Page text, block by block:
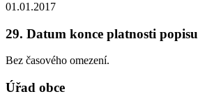
01.01.2017
29. Datum konce platnosti popisu
Bez časového omezení.
Úřad obce